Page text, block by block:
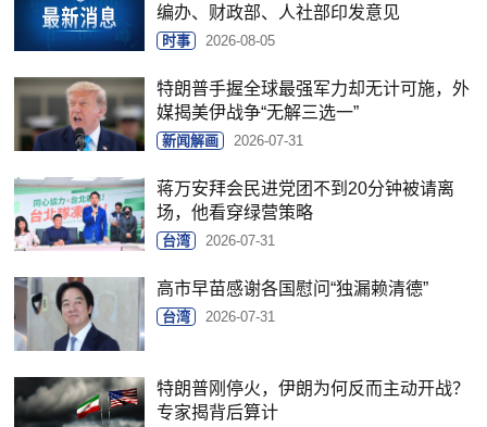
编办、财政部、人社部印发意见
时事 2026-08-05
特朗普手握全球最强军力却无计可施，外
媒揭美伊战争“无解三选一”
新闻解画 2026-07-31
蒋万安拜会民进党团不到20分钟被请离
场，他看穿绿营策略
台湾 2026-07-31
高市早苗感谢各国慰问“独漏赖清德”
台湾 2026-07-31
特朗普刚停火，伊朗为何反而主动开战？
专家揭背后算计